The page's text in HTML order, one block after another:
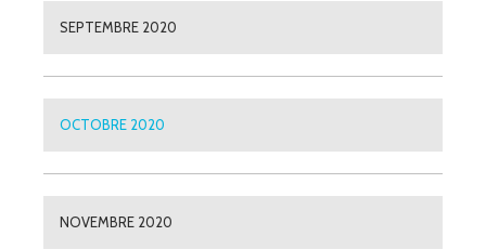
SEPTEMBRE 2020
OCTOBRE 2020
NOVEMBRE 2020